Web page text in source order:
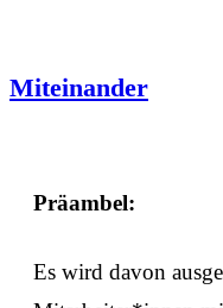
Miteinander
Präambel:
Es wird davon